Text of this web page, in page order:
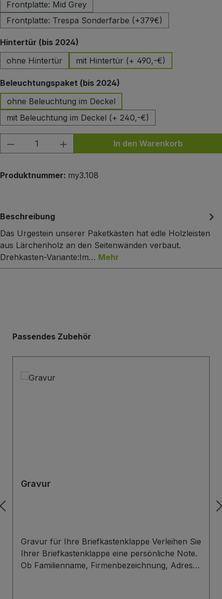
Frontplatte: Mid Grey
Frontplatte: Trespa Sonderfarbe (+379€)
Hintertür (bis 2024)
ohne Hintertür
mit Hintertür (+ 490,-€)
Beleuchtungspaket (bis 2024)
ohne Beleuchtung im Deckel
mit Beleuchtung im Deckel (+ 240,-€)
Produkt Anzahl: Gib den gewünschten
In den Warenkorb
Produktnummer: my3.108
Beschreibung
Das Urgestein unserer Paketkästen hat edle Holzleisten
aus Lärchenholz an den Seitenwänden verbaut.
Drehkasten-Variante:Im… Mehr
Produktgalerie überspringen
Passendes Zubehör
Gravur
Gravur für Ihre Briefkastenklappe Verleihen Sie
Ihrer Briefkastenklappe eine persönliche Note.
Ob Familienname, Firmenbezeichnung, Adresse